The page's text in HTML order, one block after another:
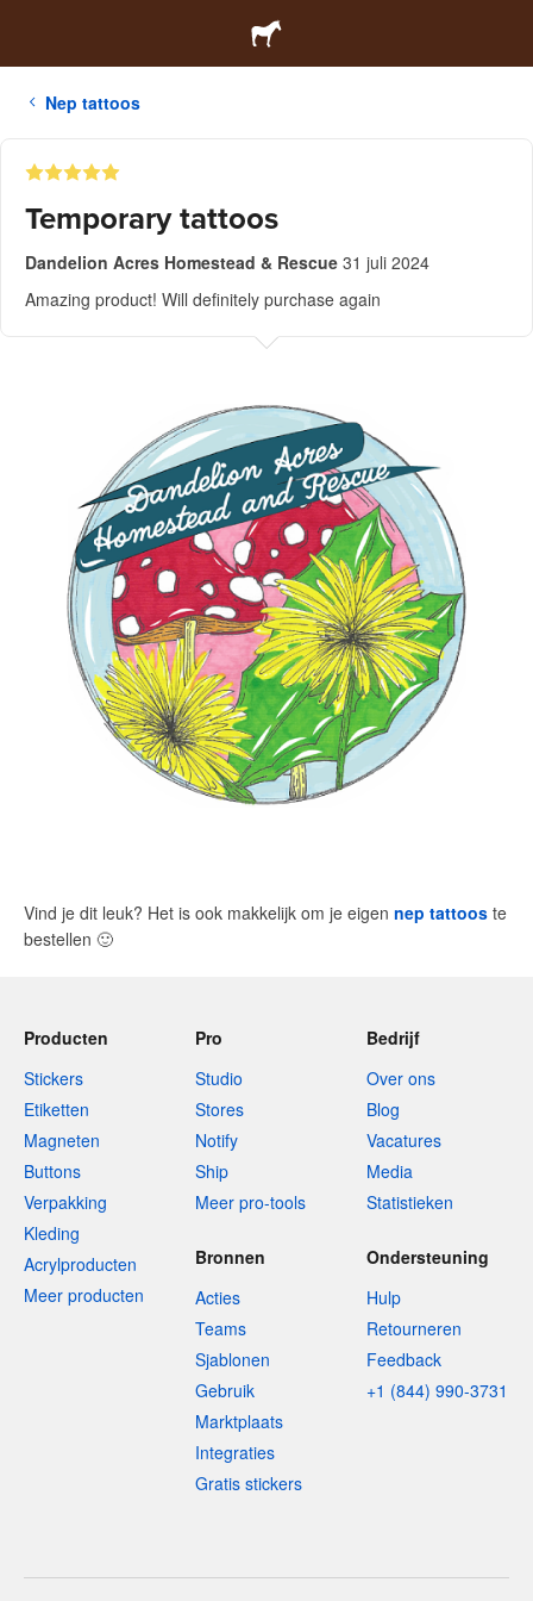
Nep tattoos
Temporary tattoos
Dandelion Acres Homestead & Rescue 31 juli 2024
Amazing product! Will definitely purchase again
Vind je dit leuk? Het is ook makkelijk om je eigen nep tattoos te
bestellen 🙂
Producten
Stickers
Etiketten
Magneten
Buttons
Verpakking
Kleding
Acrylproducten
Meer producten
Pro
Studio
Stores
Notify
Ship
Meer pro-tools
Bedrijf
Over ons
Blog
Vacatures
Media
Statistieken
Bronnen
Acties
Teams
Sjablonen
Gebruik
Marktplaats
Integraties
Gratis stickers
Ondersteuning
Hulp
Retourneren
Feedback
+1 (844) 990-3731